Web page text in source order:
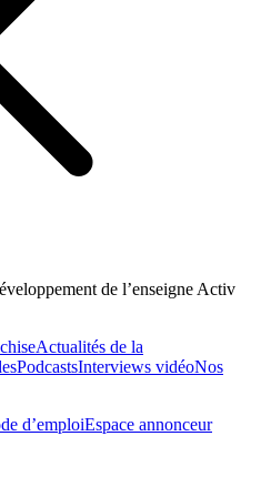
de l’enseigne Activ
Actualités de la
PodcastsInterviews vidéoNos
d’emploiEspace annonceur